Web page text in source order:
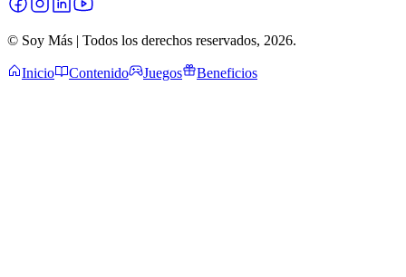
© Soy Más | Todos los derechos reservados, 2026.
Inicio Contenido Juegos Beneficios